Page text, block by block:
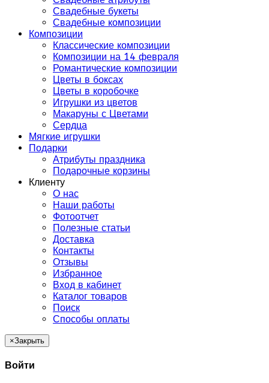
Свадебные букеты
Свадебные композиции
Композиции
Классические композиции
Композиции на 14 февраля
Романтические композиции
Цветы в боксах
Цветы в коробочке
Игрушки из цветов
Макаруны с Цветами
Сердца
Мягкие игрушки
Подарки
Атрибуты праздника
Подарочные корзины
Клиенту
О нас
Наши работы
Фотоотчет
Полезные статьи
Доставка
Контакты
Отзывы
Избранное
Вход в кабинет
Каталог товаров
Поиск
Способы оплаты
×Закрыть
Войти